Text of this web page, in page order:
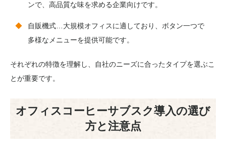
ンで、高品質な味を求める企業向けです。
自販機式…大規模オフィスに適しており、ボタン一つで
多様なメニューを提供可能です。
それぞれの特徴を理解し、自社のニーズに合ったタイプを選ぶこ
とが重要です。
オフィスコーヒーサブスク導入の選び
方と注意点